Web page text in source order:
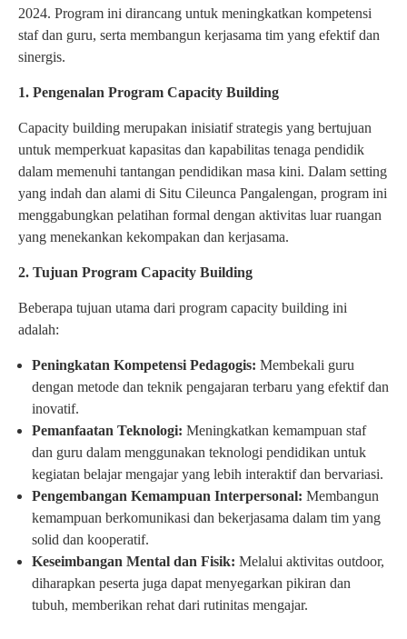
2024. Program ini dirancang untuk meningkatkan kompetensi
staf dan guru, serta membangun kerjasama tim yang efektif dan
sinergis.
1. Pengenalan Program Capacity Building
Capacity building merupakan inisiatif strategis yang bertujuan
untuk memperkuat kapasitas dan kapabilitas tenaga pendidik
dalam memenuhi tantangan pendidikan masa kini. Dalam setting
yang indah dan alami di Situ Cileunca Pangalengan, program ini
menggabungkan pelatihan formal dengan aktivitas luar ruangan
yang menekankan kekompakan dan kerjasama.
2. Tujuan Program Capacity Building
Beberapa tujuan utama dari program capacity building ini
adalah:
Peningkatan Kompetensi Pedagogis: Membekali guru
dengan metode dan teknik pengajaran terbaru yang efektif dan
inovatif.
Pemanfaatan Teknologi: Meningkatkan kemampuan staf
dan guru dalam menggunakan teknologi pendidikan untuk
kegiatan belajar mengajar yang lebih interaktif dan bervariasi.
Pengembangan Kemampuan Interpersonal: Membangun
kemampuan berkomunikasi dan bekerjasama dalam tim yang
solid dan kooperatif.
Keseimbangan Mental dan Fisik: Melalui aktivitas outdoor,
diharapkan peserta juga dapat menyegarkan pikiran dan
tubuh, memberikan rehat dari rutinitas mengajar.